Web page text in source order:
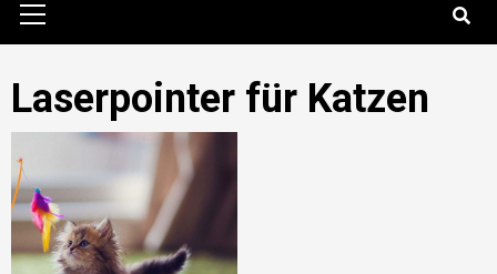
Menu
Laserpointer für Katzen